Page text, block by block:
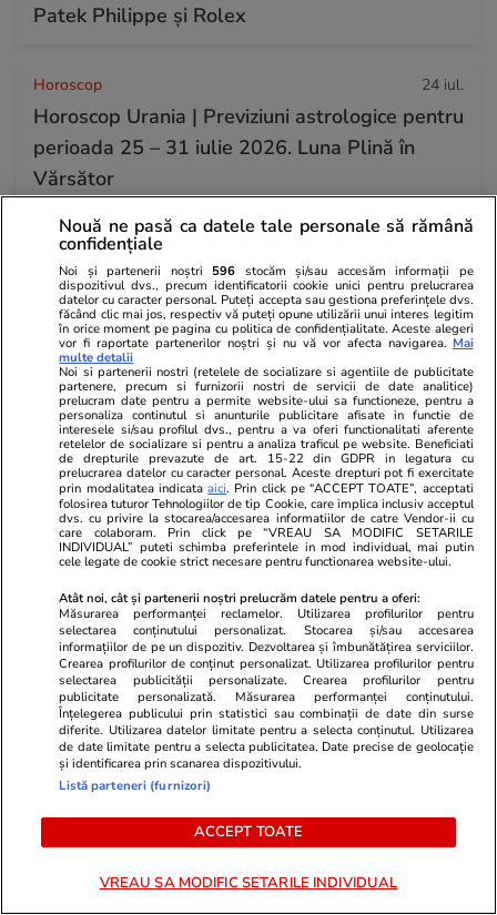
Patek Philippe și Rolex
Horoscop 24 iul.
Horoscop Urania | Previziuni astrologice pentru
perioada 25 – 31 iulie 2026. Luna Plină în
Vărsător
Bani și Afaceri
Benzina și motorina s-au scumpit sâmbătă, 25
iulie. Cât costă litrul de carburant în București,
Iași, Cluj-Napoca, Timișoara și Constanța
Vacanțe și Cultură 24 iul.
Hartă live pentru incendiile din
Europa: cum verifici pe telefon
dacă vacanța îți este pusă în
pericol
Vacanțe și
Piloții
pentru a
bordul
Nouă ne pasă ca datele tale personale să rămână
confidențiale
Noi și partenerii noștri 596 stocăm și/sau accesăm informații pe
dispozitivul dvs., precum identificatorii cookie unici pentru prelucrarea
datelor cu caracter personal. Puteți accepta sau gestiona preferințele dvs.
făcând clic mai jos, respectiv vă puteți opune utilizării unui interes legitim
în orice moment pe pagina cu politica de confidențialitate. Aceste alegeri
vor fi raportate partenerilor noștri și nu vă vor afecta navigarea. Mai
multe detalii
Noi si partenerii nostri (retelele de socializare si agentiile de publicitate
partenere, precum si furnizorii nostri de servicii de date analitice)
prelucram date pentru a permite website-ului sa functioneze, pentru a
personaliza continutul si anunturile publicitare afisate in functie de
interesele si/sau profilul dvs., pentru a va oferi functionalitati aferente
retelelor de socializare si pentru a analiza traficul pe website. Beneficiati
de drepturile prevazute de art. 15-22 din GDPR in legatura cu
prelucrarea datelor cu caracter personal. Aceste drepturi pot fi exercitate
prin modalitatea indicataaici. Prin click pe “ACCEPT TOATE”, acceptati
folosirea tuturor Tehnologiilor de tip Cookie, care implica inclusiv acceptul
dvs. cu privire la stocarea/accesarea informatiilor de catre Vendor-ii cu
care colaboram. Prin click pe “VREAU SA MODIFIC SETARILE
INDIVIDUAL” puteti schimba preferintele in mod individual, mai putin
cele legate de cookie strict necesare pentru functionarea website-ului.
Atât noi, cât și partenerii noștri prelucrăm datele pentru a oferi:
Măsurarea performanței reclamelor. Utilizarea profilurilor pentru
selectarea conținutului personalizat. Stocarea și/sau accesarea
informațiilor de pe un dispozitiv. Dezvoltarea și îmbunătățirea serviciilor.
Crearea profilurilor de conținut personalizat. Utilizarea profilurilor pentru
selectarea publicității personalizate. Crearea profilurilor pentru
publicitate personalizată. Măsurarea performanței conținutului.
Înțelegerea publicului prin statistici sau combinații de date din surse
diferite. Utilizarea datelor limitate pentru a selecta conținutul. Utilizarea
de date limitate pentru a selecta publicitatea. Date precise de geolocație
și identificarea prin scanarea dispozitivului.
Listă parteneri (furnizori)
ACCEPT TOATE
VREAU SA MODIFIC SETARILE INDIVIDUAL